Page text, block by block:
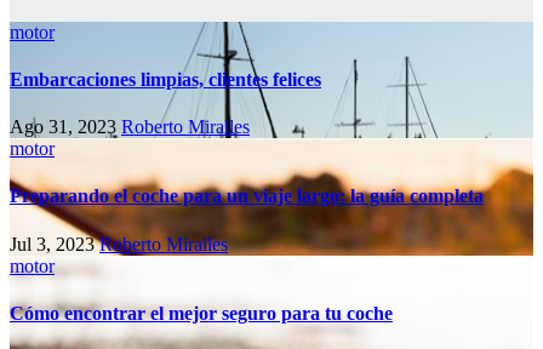
motor
Embarcaciones limpias, clientes felices
Ago 31, 2023 Roberto Miralles
motor
Preparando el coche para un viaje largo: la guía completa
Jul 3, 2023Roberto Miralles
motor
Cómo encontrar el mejor seguro para tu coche